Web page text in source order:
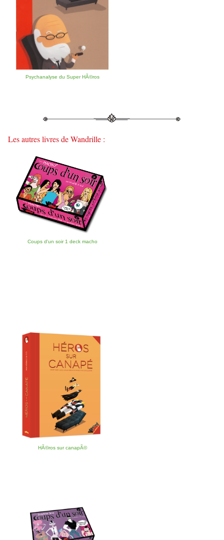
Psychanalyse du Super HÃ©ros
Les autres livres de Wandrille :
Coups d'un soir 1 deck macho
HÃ©ros sur canapÃ©